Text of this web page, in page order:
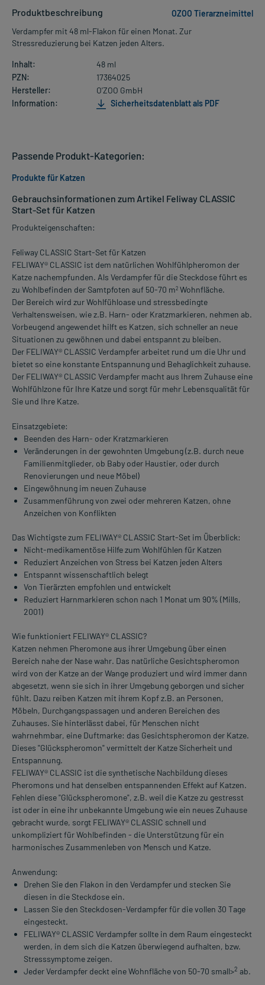
Produktbeschreibung
OZOO Tierarzneimittel
Verdampfer mit 48 ml-Flakon für einen Monat. Zur
Stressreduzierung bei Katzen jeden Alters.
Inhalt:
48 ml
PZN:
17364025
Hersteller:
O'ZOO GmbH
Information:
Sicherheitsdatenblatt als PDF
Gebrauchsinformationen zum Artikel Feliway CLASSIC
Start-Set für Katzen
Produkteigenschaften:
Feliway CLASSIC Start-Set für Katzen
FELIWAY® CLASSIC ist dem natürlichen Wohlfühlpheromon der
Katze nachempfunden. Als Verdampfer für die Steckdose führt es
zu Wohlbefinden der Samtpfoten auf 50-70 m2 Wohnfläche.
Der Bereich wird zur Wohlfühloase und stressbedingte
Verhaltensweisen, wie z.B. Harn- oder Kratzmarkieren, nehmen ab.
Vorbeugend angewendet hilft es Katzen, sich schneller an neue
Situationen zu gewöhnen und dabei entspannt zu bleiben.
Der FELIWAY® CLASSIC Verdampfer arbeitet rund um die Uhr und
bietet so eine konstante Entspannung und Behaglichkeit zuhause.
Der FELIWAY® CLASSIC Verdampfer macht aus Ihrem Zuhause eine
Wohlfühlzone für Ihre Katze und sorgt für mehr Lebensqualität für
Sie und Ihre Katze.
Einsatzgebiete:
Beenden des Harn- oder Kratzmarkieren
Veränderungen in der gewohnten Umgebung (z.B. durch neue
Familienmitglieder, ob Baby oder Haustier, oder durch
Renovierungen und neue Möbel)
Eingewöhnung im neuen Zuhause
Zusammenführung von zwei oder mehreren Katzen, ohne
Anzeichen von Konflikten
Das Wichtigste zum FELIWAY® CLASSIC Start-Set im Überblick:
Nicht-medikamentöse Hilfe zum Wohlfühlen für Katzen
Reduziert Anzeichen von Stress bei Katzen jeden Alters
Entspannt wissenschaftlich belegt
Von Tierärzten empfohlen und entwickelt
Reduziert Harnmarkieren schon nach 1 Monat um 90% (Mills,
2001)
Wie funktioniert FELIWAY® CLASSIC?
Katzen nehmen Pheromone aus ihrer Umgebung über einen
Bereich nahe der Nase wahr. Das natürliche Gesichtspheromon
wird von der Katze an der Wange produziert und wird immer dann
abgesetzt, wenn sie sich in ihrer Umgebung geborgen und sicher
fühlt. Dazu reiben Katzen mit ihrem Kopf z.B. an Personen,
Möbeln, Durchgangspassagen und anderen Bereichen des
Zuhauses. Sie hinterlässt dabei, für Menschen nicht
wahrnehmbar, eine Duftmarke: das Gesichtspheromon der Katze.
Dieses "Glückspheromon" vermittelt der Katze Sicherheit und
Entspannung.
FELIWAY® CLASSIC ist die synthetische Nachbildung dieses
Pheromons und hat denselben entspannenden Effekt auf Katzen.
Fehlen diese "Glückspheromone", z.B. weil die Katze zu gestresst
ist oder in eine ihr unbekannte Umgebung wie ein neues Zuhause
gebracht wurde, sorgt FELIWAY® CLASSIC schnell und
unkompliziert für Wohlbefinden - die Unterstützung für ein
harmonisches Zusammenleben von Mensch und Katze.
Anwendung:
Drehen Sie den Flakon in den Verdampfer und stecken Sie
diesen in die Steckdose ein.
Lassen Sie den Steckdosen-Verdampfer für die vollen 30 Tage
eingesteckt.
FELIWAY® CLASSIC Verdampfer sollte in dem Raum eingesteckt
werden, in dem sich die Katzen überwiegend aufhalten, bzw.
Stresssymptome zeigen.
Jeder Verdampfer deckt eine Wohnfläche von 50-70 small>2 ab.
Passende Produkt-Kategorien:
Produkte für Katzen